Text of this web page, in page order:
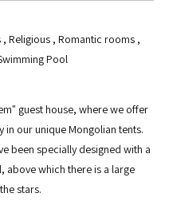
, Religious , Romantic rooms ,
Pool
guest house, where we offer
our unique Mongolian tents.
been specially designed with a
above which there is a large
stars.